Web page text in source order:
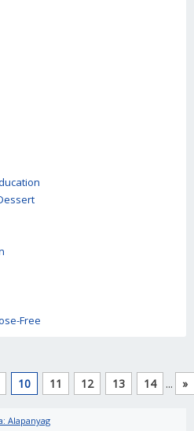
Free
10 11 12 13 14 ... »
Alapanyag